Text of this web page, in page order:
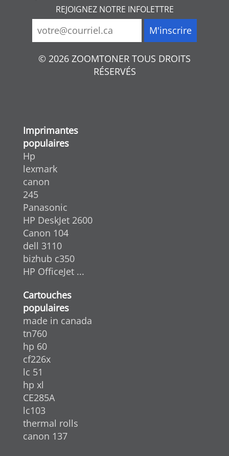
REJOIGNEZ NOTRE INFOLETTRE
© 2026 ZOOMTONER TOUS DROITS
RÉSERVÉS
Imprimantes
populaires
Hp
lexmark
canon
245
Panasonic
HP DeskJet 2600
Canon 104
dell 3110
bizhub c350
HP OfficeJet ...
Cartouches
populaires
made in canada
tn760
hp 60
cf226x
lc 51
hp xl
CE285A
lc103
thermal rolls
canon 137